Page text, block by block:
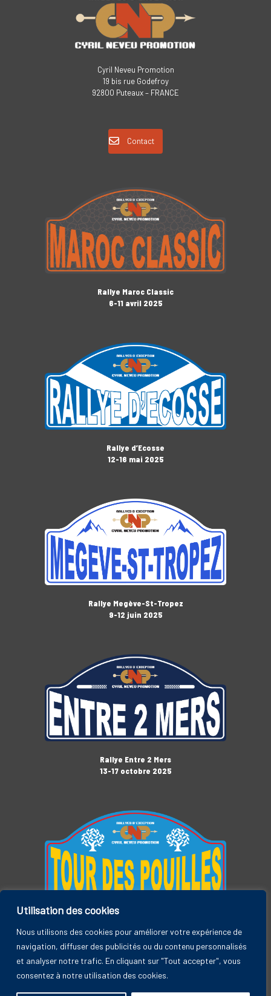
Utilisation des cookies
Nous utilisons des cookies pour améliorer votre expérience de
navigation, diffuser des publicités ou du contenu personnalisés
et analyser notre trafic. En cliquant sur "Tout accepter", vous
consentez à notre utilisation des cookies.
Cyril Neveu Promotion
19 bis rue Godefroy
92800 Puteaux – FRANCE
Contact
Rallye Maroc Classic
6-11 avril 2025
Rallye d’Ecosse
12-16 mai 2025
Rallye Megève-St-Tropez
9-12 juin 2025
Rallye Entre 2 Mers
13-17 octobre 2025
Tour des Pouilles
3-7 novembre 2025